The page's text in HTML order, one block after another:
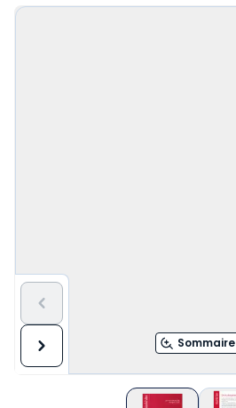
le sous-menu Vos métiers
Sommaire